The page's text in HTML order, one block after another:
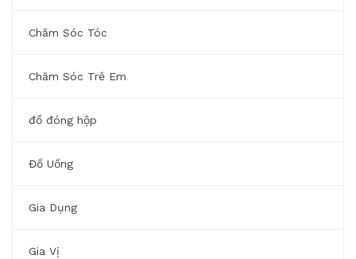
Chăm Sóc Tóc
Chăm Sóc Trẻ Em
đồ đóng hộp
Đồ Uống
Gia Dụng
Gia Vị